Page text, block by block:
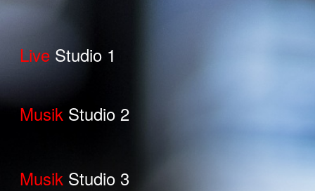
Live Studio 1
Musik Studio 2
Musik Studio 3